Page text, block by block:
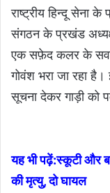
राष्ट्रीय हिन्दू सेना
संगठन के प्रखंड
एक सफ़ेद कलर के
गोवंश भरा जा रहा है।
सूचना देकर गाड़ी को
यह भी पढ़ें:स्कूटी और
की मृत्यु, दो घायल